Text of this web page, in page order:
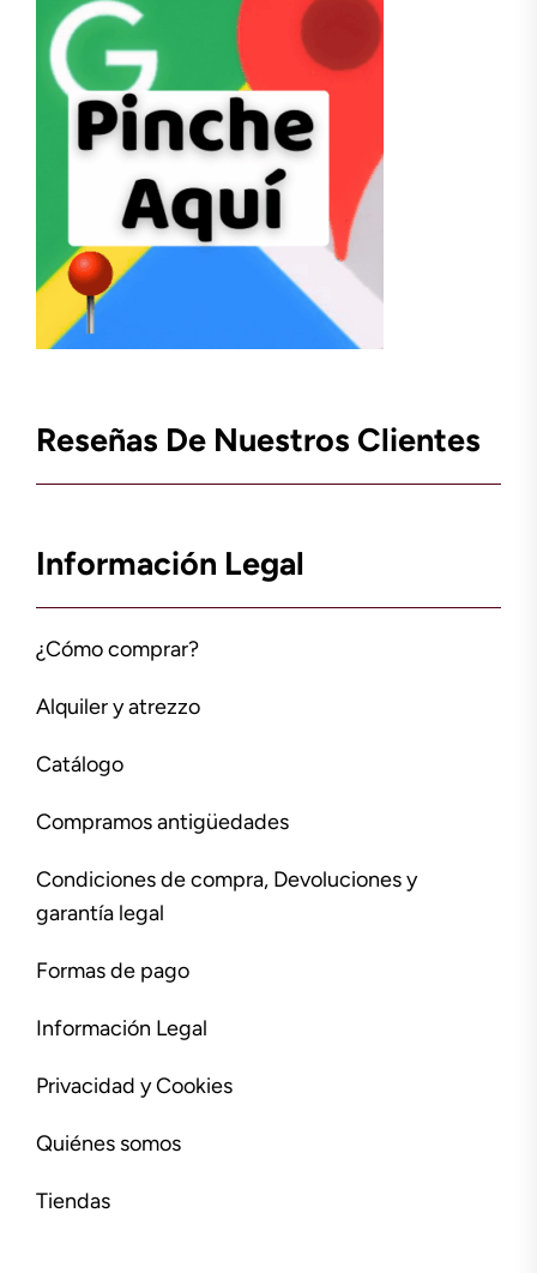
Reseñas De Nuestros Clientes
Información Legal
¿Cómo comprar?
Alquiler y atrezzo
Catálogo
Compramos antigüedades
Condiciones de compra, Devoluciones y
garantía legal
Formas de pago
Información Legal
Privacidad y Cookies
Quiénes somos
Tiendas